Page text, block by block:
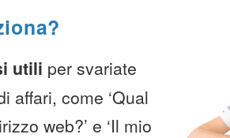
utili per svariate
affari, come ‘Qual
web?’ e ‘Il mio